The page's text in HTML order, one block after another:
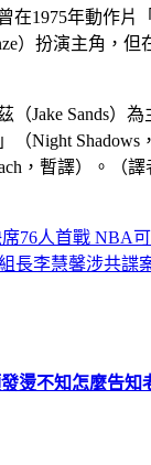
在1975年動作片
）扮演主角，
Jake Sands）為
（Night Shadows
，暫譯）。（譯
76人首戰 NBA
長李慧馨涉共諜
燙不知怎麼告知